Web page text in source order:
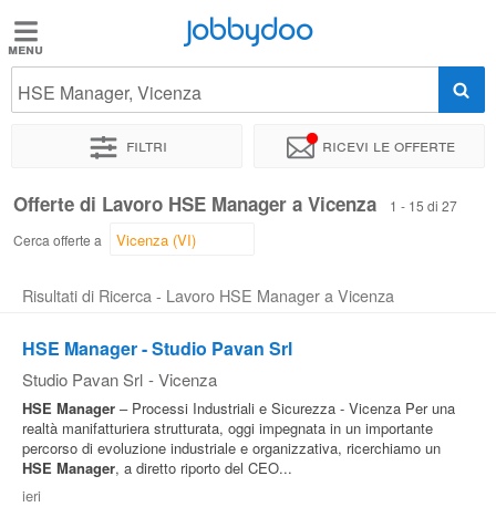
Jobbydoo
Offerte
Stipendi
Elenco
professioni
Blog
Jobbydoo
HSE Manager, Vicenza
Filtri Ricevi le offerte
Offerte di Lavoro HSE Manager a Vicenza
1 - 15 di 27
Cerca offerte a
Risultati di Ricerca - Lavoro HSE Manager a Vicenza
HSE Manager - Studio Pavan Srl
Studio Pavan Srl - Vicenza
HSE Manager – Processi Industriali e Sicurezza - Vicenza Per una
realtà manifatturiera strutturata, oggi impegnata in un importante
percorso di evoluzione industriale e organizzativa, ricerchiamo un
HSE Manager, a diretto riporto del CEO...
ieri